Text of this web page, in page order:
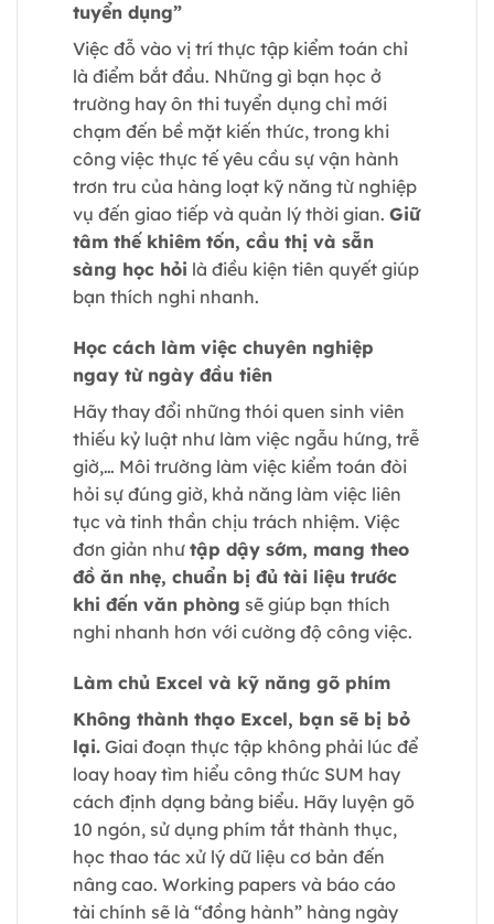
tuyển dụng”
Việc đỗ vào vị trí thực tập kiểm toán chỉ
là điểm bắt đầu. Những gì bạn học ở
trường hay ôn thi tuyển dụng chỉ mới
chạm đến bề mặt kiến thức, trong khi
công việc thực tế yêu cầu sự vận hành
trơn tru của hàng loạt kỹ năng từ nghiệp
vụ đến giao tiếp và quản lý thời gian. Giữ
tâm thế khiêm tốn, cầu thị và sẵn
sàng học hỏi là điều kiện tiên quyết giúp
bạn thích nghi nhanh.
Học cách làm việc chuyên nghiệp
ngay từ ngày đầu tiên
Hãy thay đổi những thói quen sinh viên
thiếu kỷ luật như làm việc ngẫu hứng, trễ
giờ,… Môi trường làm việc kiểm toán đòi
hỏi sự đúng giờ, khả năng làm việc liên
tục và tinh thần chịu trách nhiệm. Việc
đơn giản như tập dậy sớm, mang theo
đồ ăn nhẹ, chuẩn bị đủ tài liệu trước
khi đến văn phòng sẽ giúp bạn thích
nghi nhanh hơn với cường độ công việc.
Làm chủ Excel và kỹ năng gõ phím
Không thành thạo Excel, bạn sẽ bị bỏ
lại. Giai đoạn thực tập không phải lúc để
loay hoay tìm hiểu công thức SUM hay
cách định dạng bảng biểu. Hãy luyện gõ
10 ngón, sử dụng phím tắt thành thục,
học thao tác xử lý dữ liệu cơ bản đến
nâng cao. Working papers và báo cáo
tài chính sẽ là “đồng hành” hàng ngày